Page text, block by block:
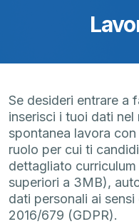
Se desideri entrare a
inserisci i tuoi dati
spontanea lavora
ruolo per cui ti
dettagliato
superiori a 3MB),
dati personali ai
2016/679 (GDPR).